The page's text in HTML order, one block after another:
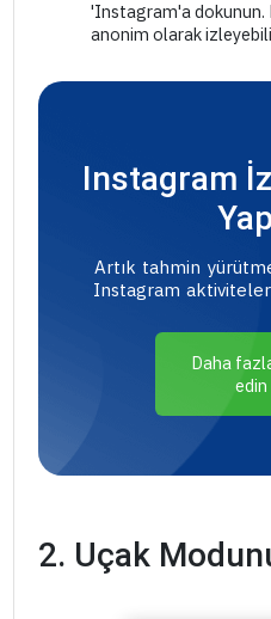
'Instagram'a dokunun.
anonim olarak
Instagram
Artık tahmin
Instagram
Daha
edin
2. Uçak